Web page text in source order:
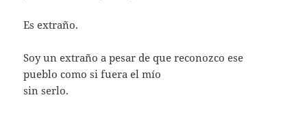
Es extraño.
Soy un extraño a pesar de que reconozco ese
pueblo como si fuera el mío
sin serlo.